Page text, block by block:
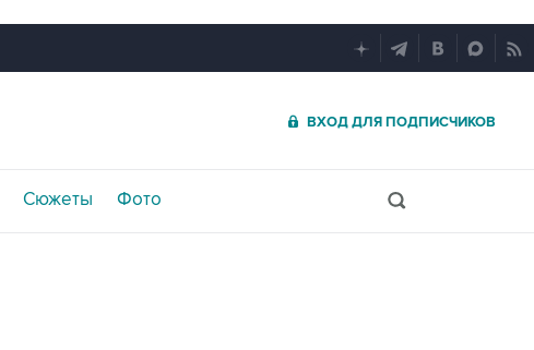
ВХОД ДЛЯ ПОДПИСЧИКОВ
Сюжеты Фото